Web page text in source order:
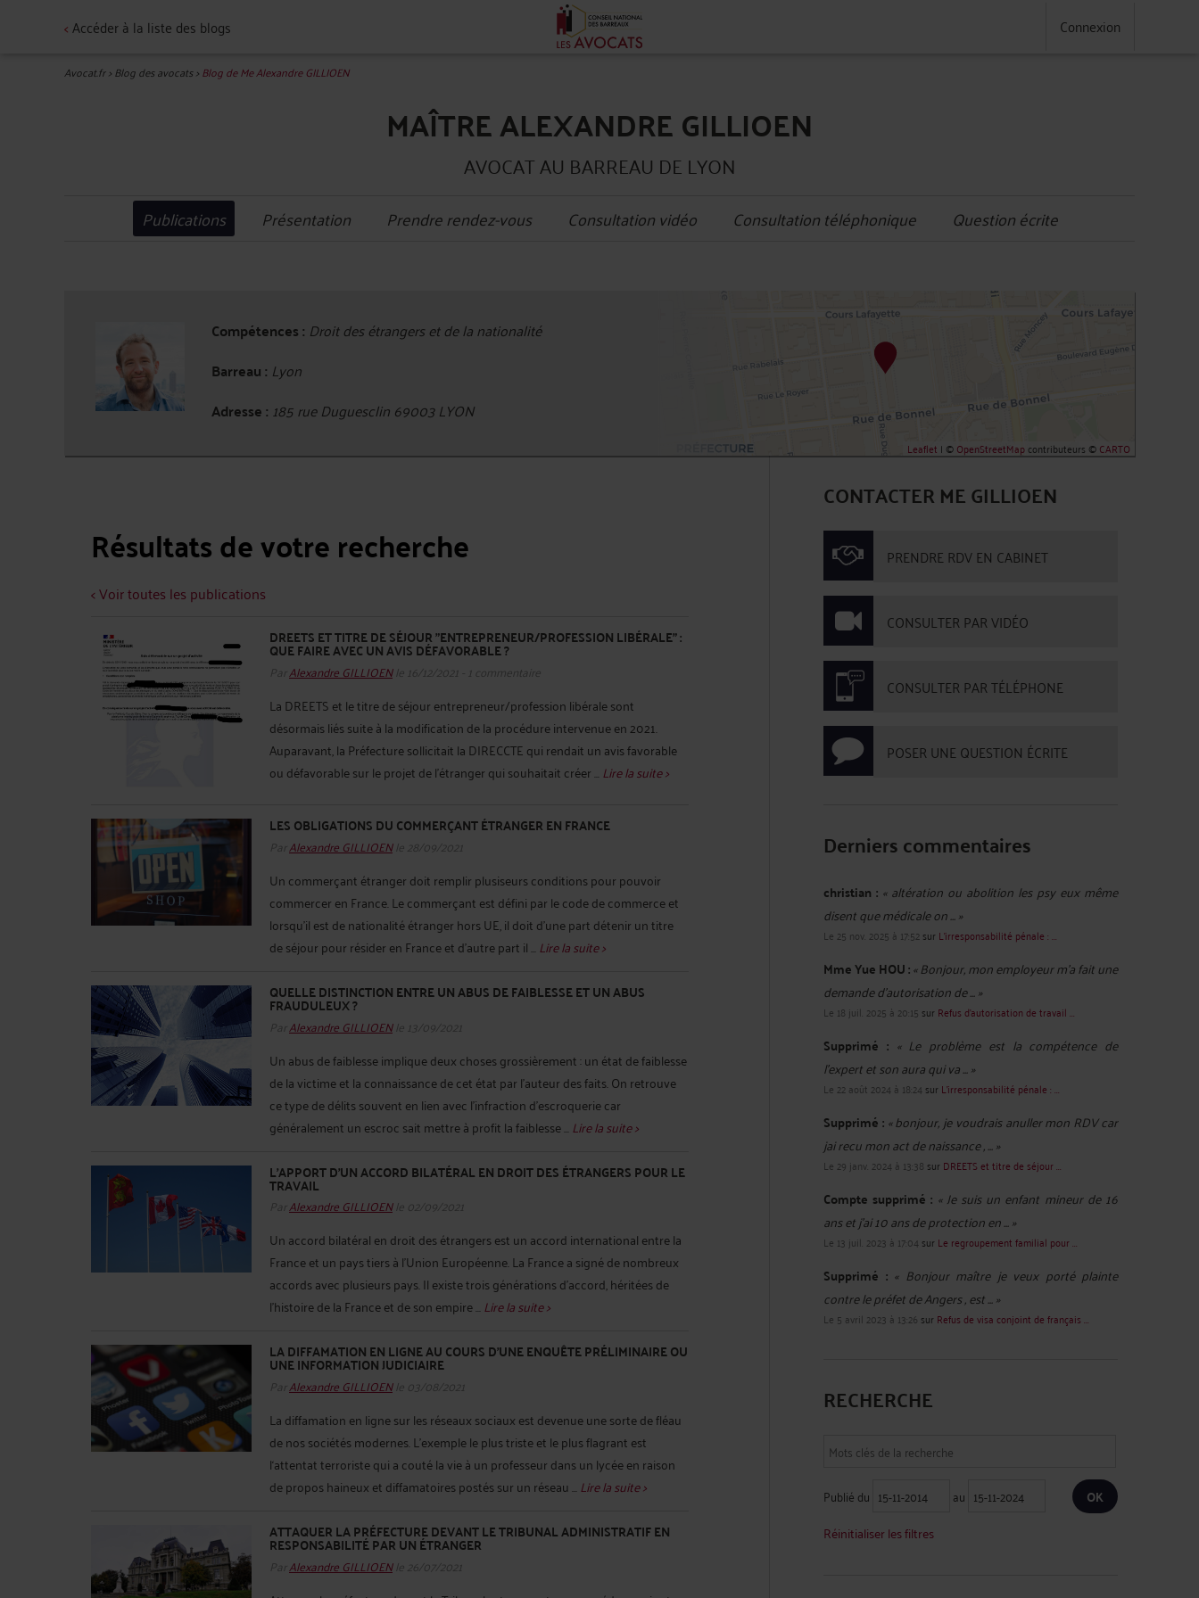
<Accéder à la liste des blogs Connexion
Avocat.fr>Blog des avocats>Blog de Me Alexandre GILLIOEN
MAÎTRE ALEXANDRE GILLIOEN
AVOCAT AU BARREAU DE LYON
Publications Présentation Prendre rendez-vous Consultation vidéo Consultation téléphonique Question écrite
Compétences : Droit des étrangers et de la nationalité
Barreau : Lyon
Adresse : 185 rue Duguesclin 69003 LYON
Leaflet | ©OpenStreetMapcontributeurs ©CARTO
Résultats de votre recherche
< Voir toutes les publications
DREETS ET TITRE DE SÉJOUR "ENTREPRENEUR/PROFESSION LIBÉRALE" :
QUE FAIRE AVEC UN AVIS DÉFAVORABLE ?
ParAlexandre GILLIOENle 16/12/2021 - 1 commentaire
La DREETS et le titre de séjour entrepreneur/profession libérale sont
désormais liés suite à la modification de la procédure intervenue en 2021.
Auparavant, la Préfecture sollicitait la DIRECCTE qui rendait un avis favorable
ou défavorable sur le projet de l’étranger qui souhaitait créer ...Lire la suite >
LES OBLIGATIONS DU COMMERÇANT ÉTRANGER EN FRANCE
ParAlexandre GILLIOENle 28/09/2021
Un commerçant étranger doit remplir plusiseurs conditions pour pouvoir
commercer en France. Le commerçant est défini par le code de commerce et
lorsqu’il est de nationalité étranger hors UE, il doit d’une part détenir un titre
de séjour pour résider en France et d’autre part il ...Lire la suite >
QUELLE DISTINCTION ENTRE UN ABUS DE FAIBLESSE ET UN ABUS
FRAUDULEUX ?
ParAlexandre GILLIOENle 13/09/2021
Un abus de faiblesse implique deux choses grossièrement : un état de faiblesse
de la victime et la connaissance de cet état par l’auteur des faits. On retrouve
ce type de délits souvent en lien avec l’infraction d’escroquerie car
généralement un escroc sait mettre à profit la faiblesse ...Lire la suite >
L'APPORT D'UN ACCORD BILATÉRAL EN DROIT DES ÉTRANGERS POUR LE
TRAVAIL
ParAlexandre GILLIOENle 02/09/2021
Un accord bilatéral en droit des étrangers est un accord international entre la
France et un pays tiers à l’Union Européenne. La France a signé de nombreux
accords avec plusieurs pays. Il existe trois générations d’accord, héritées de
l’histoire de la France et de son empire ...Lire la suite >
LA DIFFAMATION EN LIGNE AU COURS D'UNE ENQUÊTE PRÉLIMINAIRE OU
UNE INFORMATION JUDICIAIRE
ParAlexandre GILLIOENle 03/08/2021
La diffamation en ligne sur les réseaux sociaux est devenue une sorte de fléau
de nos sociétés modernes. L’exemple le plus triste et le plus flagrant est
l‘attentat terroriste qui a couté la vie à un professeur dans un lycée en raison
de propos haineux et diffamatoires postés sur un réseau ...Lire la suite >
ATTAQUER LA PRÉFECTURE DEVANT LE TRIBUNAL ADMINISTRATIF EN
RESPONSABILITÉ PAR UN ÉTRANGER
ParAlexandre GILLIOENle 26/07/2021
CONTACTER ME GILLIOEN
PRENDRE RDV EN CABINET
CONSULTER PAR VIDÉO
CONSULTER PAR TÉLÉPHONE
POSER UNE QUESTION ÉCRITE
Derniers commentaires
christian : « altération ou abolition les psy eux même
disent que médicale on ... »
Le 25 nov. 2025 à 17:52sur L'irresponsabilité pénale : ...
Mme Yue HOU :« Bonjour, mon employeur m'a fait une
demande d'autorisation de ... »
Le 18 juil. 2025 à 20:15 sur Refus d’autorisation de travail ...
Supprimé : « Le problème est la compétence de
l'expert et son aura qui va ... »
Le 22 août 2024 à 18:24 sur L'irresponsabilité pénale : ...
Supprimé : « bonjour, je voudrais anuller mon RDV car
jai recu mon act de naissance , ... »
Le 29 janv. 2024 à 13:38 sur DREETS et titre de séjour ...
Compte supprimé : « Je suis un enfant mineur de 16
ans et j'ai 10 ans de protection en ... »
Le 13 juil. 2023 à 17:04 sur Le regroupement familial pour ...
Supprimé : « Bonjour maître je veux porté plainte
contre le préfet de Angers , est ... »
Le 5 avril 2023 à 13:26 sur Refus de visa conjoint de français ...
RECHERCHE
Publié du
au
Réinitialiser les filtres